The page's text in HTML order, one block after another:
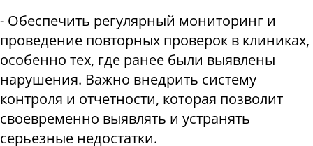
- Обеспечить регулярный мониторинг и
проведение повторных проверок в клиниках,
особенно тех, где ранее были выявлены
нарушения. Важно внедрить систему
контроля и отчетности, которая позволит
своевременно выявлять и устранять
серьезные недостатки.